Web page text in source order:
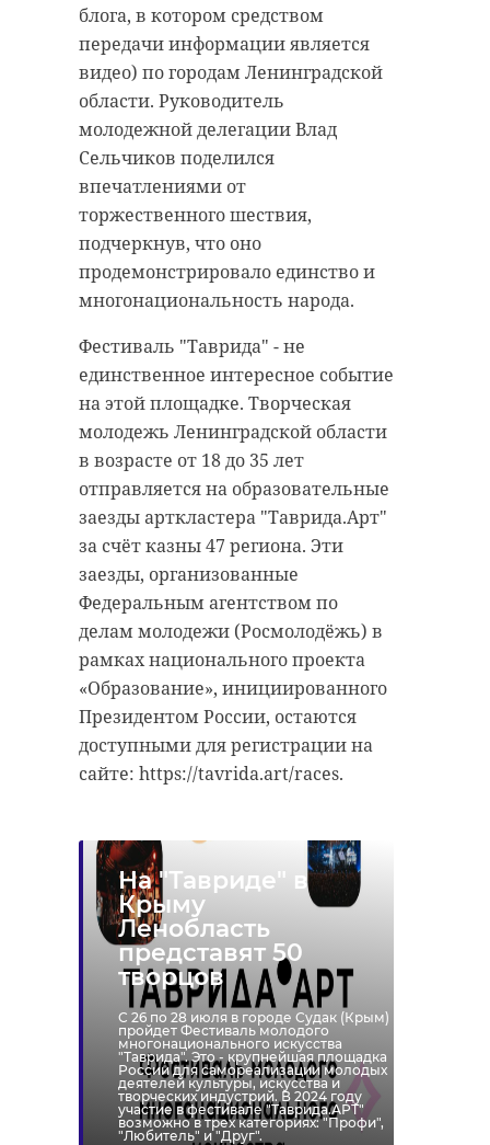
блога, в котором средством
передачи информации является
видео) по городам Ленинградской
области. Руководитель
молодежной делегации Влад
Сельчиков поделился
впечатлениями от
торжественного шествия,
подчеркнув, что оно
продемонстрировало единство и
многонациональность народа.
Фестиваль "Таврида" - не
единственное интересное событие
на этой площадке. Творческая
молодежь Ленинградской области
в возрасте от 18 до 35 лет
отправляется на образовательные
заезды арткластера "Таврида.Арт"
за счёт казны 47 региона. Эти
заезды, организованные
Федеральным агентством по
делам молодежи (Росмолодёжь) в
рамках национального проекта
«Образование», инициированного
Президентом России, остаются
доступными для регистрации на
сайте: https://tavrida.art/races.
На "Тавриде" в
Крыму
Ленобласть
представят 50
творцов
С 26 по 28 июля в городе Судак (Крым)
пройдет Фестиваль молодого
многонационального искусства
"Таврида". Это - крупнейшая площадка
России для самореализации молодых
деятелей культуры, искусства и
творческих индустрий. В 2024 году
участие в фестивале "Таврида.АРТ"
возможно в трех категориях: "Профи",
"Любитель" и "Друг".